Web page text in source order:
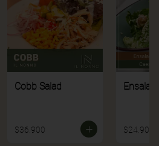
Cobb Salad
$36.900 $24.900